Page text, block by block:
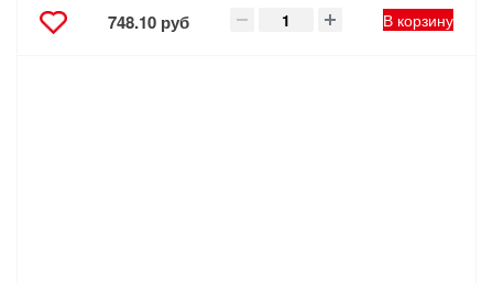
748.10 руб В корзину